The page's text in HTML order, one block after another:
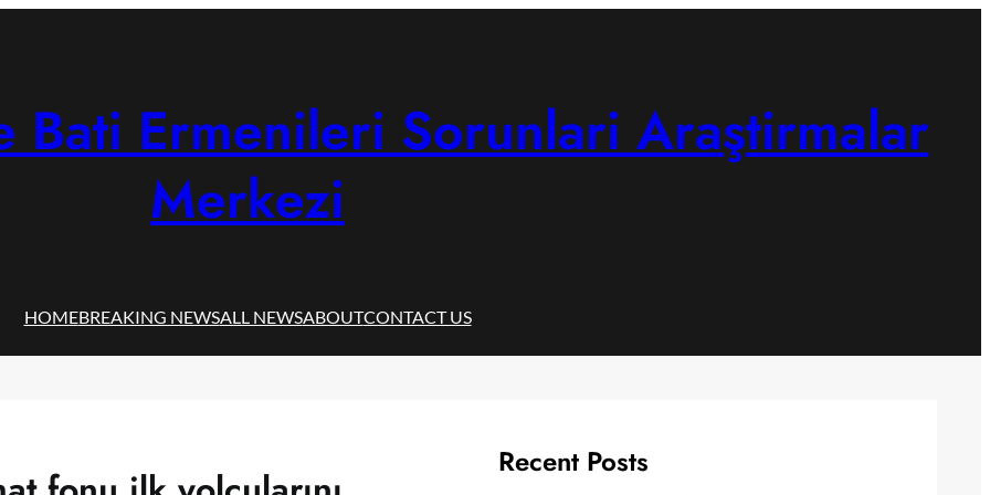
Bati Ermenileri Sorunlari Araştirmalar
Merkezi
HOMEBREAKING NEWSALL NEWSABOUTCONTACT US
Recent Posts